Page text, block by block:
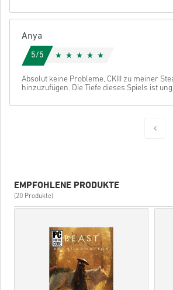
Anya
5/5
Absolut keine Probleme, CKIII zu meiner
hinzuzufügen. Die Tiefe dieses Spiels ist
EMPFOHLENE PRODUKTE
(20 Produkte)